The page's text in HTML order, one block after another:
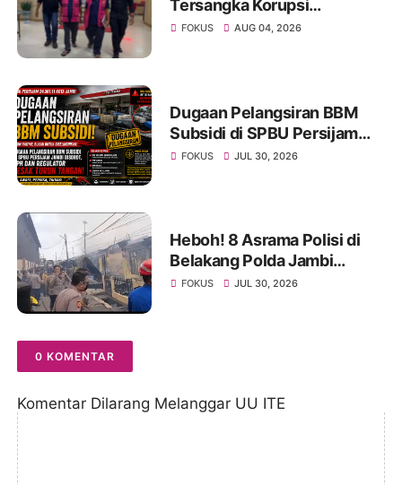
Tersangka Korupsi
Pengadaan Tanah Akses
FOKUS AUG 04, 2026
Dugaan Pelangsiran BBM
Subsidi di SPBU Persijam
Jambi Disorot, APH dan
FOKUS JUL 30, 2026
Heboh! 8 Asrama Polisi di
Belakang Polda Jambi
Hangus Terbakar, Api
FOKUS JUL 30, 2026
0 KOMENTAR
Komentar Dilarang Melanggar UU ITE